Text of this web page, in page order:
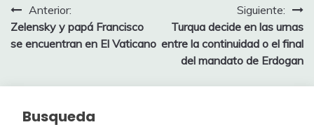
Navegación
de
Anterior:
Zelensky y papá Francisco
se encuentran en El Vaticano
Siguiente:
Turqua decide en las urnas
entre la continuidad o el final
del mandato de Erdogan
Busqueda